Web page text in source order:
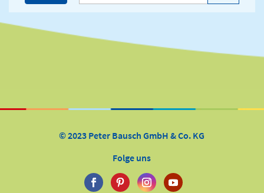
© 2023 Peter Bausch GmbH & Co. KG
Folge uns